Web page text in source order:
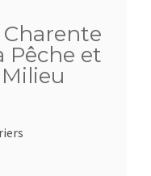
Pêche et